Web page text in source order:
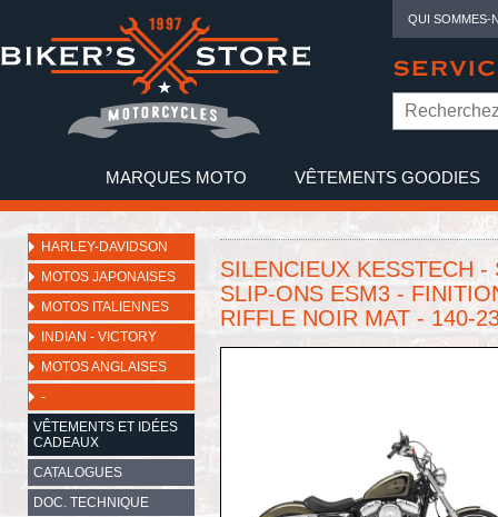
QUI SOMMES-
MARQUES MOTO VÊTEMENTS GOODIES
HARLEY-DAVIDSON
MOTOS JAPONAISES
MOTOS ITALIENNES
INDIAN - VICTORY
MOTOS ANGLAISES
-
VÊTEMENTS ET IDÉES
CADEAUX
CATALOGUES
DOC. TECHNIQUE
SILENCIEUX KESSTECH
SLIP-ONS ESM3 -
RIFFLE NOIR MAT - 140-